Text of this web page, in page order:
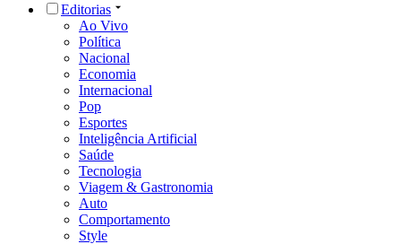
Editorias
Ao Vivo
Política
Nacional
Economia
Internacional
Pop
Esportes
Inteligência Artificial
Saúde
Tecnologia
Viagem & Gastronomia
Auto
Comportamento
Style